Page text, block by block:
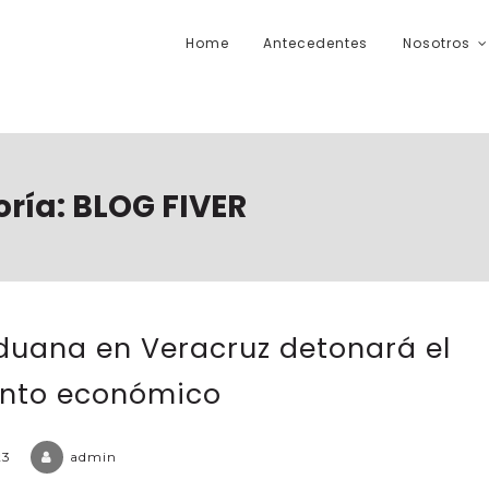
Home Antecedentes Nosotros
BLOG FIVER
en Veracruz detonará el
económico
admin